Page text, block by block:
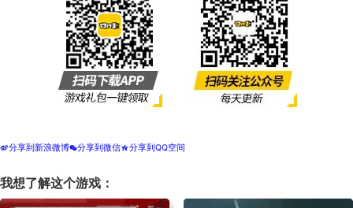
t分享到新浪微博w分享到微信z分享到QQ空间
我想了解这个游戏：